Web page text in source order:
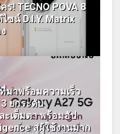
! TECNO POVA 8
ซน์ D.I.Y. Matrix
มาพร้อมความเร็ว
ยกระดับ
เต็มตา พร้อมอัป
สู่ผู้ใช้งานมาก